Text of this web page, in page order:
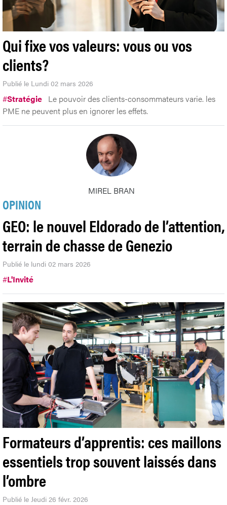
Qui fixe vos valeurs: vous ou vos
clients?
Publié le Lundi 02 mars 2026
#Stratégie Le pouvoir des clients-consommateurs varie. les
PME ne peuvent plus en ignorer les effets.
MIREL BRAN
OPINION
GEO: le nouvel Eldorado de l’attention,
terrain de chasse de Genezio
Publié le lundi 02 mars 2026
#L'Invité
Formateurs d’apprentis: ces maillons
essentiels trop souvent laissés dans
l’ombre
Publié le Jeudi 26 févr. 2026